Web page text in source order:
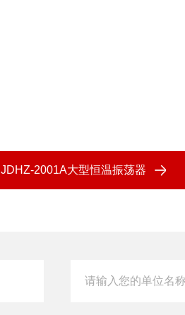
JDHZ-2001A大型恒温振荡器